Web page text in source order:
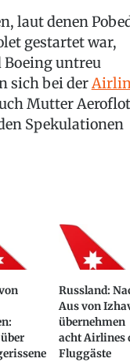
laut denen
gestartet war,
untreu
sich bei der
Mutter Aeroflot
Spekulationen
Russland:
Aus von
übernehmen
acht Airlines
Fluggäste